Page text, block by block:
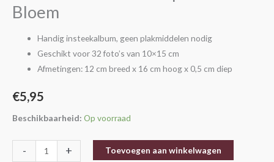
Bloem
Handig insteekalbum, geen plakmiddelen nodig
Geschikt voor 32 foto’s van 10×15 cm
Afmetingen: 12 cm breed x 16 cm hoog x 0,5 cm diep
€5,95
Beschikbaarheid: Op voorraad
-
cm
Tropische
Bloem
aantal
+ Toevoegen aan winkelwagen